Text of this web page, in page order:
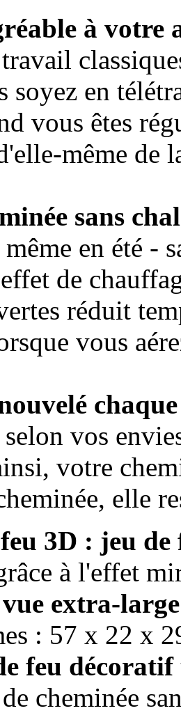
à votre
soyez en
vous êtes
même de
sans
en été -
de
réduit
vous
vos
votre
elle
3D : jeu de
à l'effet
extra-large
: 57 x 22 x
feu
cheminée